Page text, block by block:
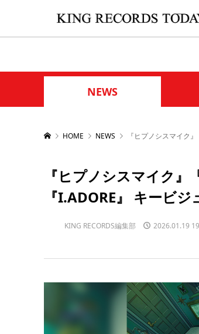
NEWS
HOME NEWS 『ヒプノシスマイク
『ヒプノシスマイク
『I.ADORE』 キービ
KING RECORDS編集部 2026.01.19